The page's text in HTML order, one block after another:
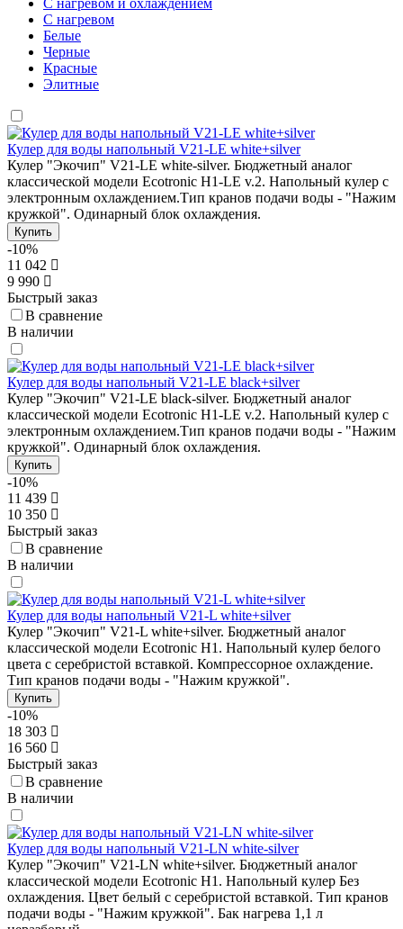
С нагревом
Белые
Черные
Красные
Элитные
Кулер для воды напольный V21-LE white+silver
Кулер "Экочип" V21-LE white-silver. Бюджетный аналог
классической модели Ecotronic H1-LE v.2. Напольный кулер с
электронным охлаждением.Тип кранов подачи воды - "Нажим
кружкой". Одинарный блок охлаждения.
Купить
-10%
11 042
9 990
Быстрый заказ
В сравнение
В наличии
Кулер для воды напольный V21-LE black+silver
Кулер "Экочип" V21-LE black-silver. Бюджетный аналог
классической модели Ecotronic H1-LE v.2. Напольный кулер с
электронным охлаждением.Тип кранов подачи воды - "Нажим
кружкой". Одинарный блок охлаждения.
Купить
-10%
11 439
10 350
Быстрый заказ
В сравнение
В наличии
Кулер для воды напольный V21-L white+silver
Кулер "Экочип" V21-L white+silver. Бюджетный аналог
классической модели Ecotronic Н1. Напольный кулер белого
цвета с серебристой вставкой. Компрессорное охлаждение.
Тип кранов подачи воды - "Нажим кружкой".
Купить
-10%
18 303
16 560
Быстрый заказ
В сравнение
В наличии
Кулер для воды напольный V21-LN white-silver
Кулер "Экочип" V21-LN white+silver. Бюджетный аналог
классической модели Ecotronic Н1. Напольный кулер Без
охлаждения. Цвет белый с серебристой вставкой. Тип кранов
подачи воды - "Нажим кружкой". Бак нагрева 1,1 л